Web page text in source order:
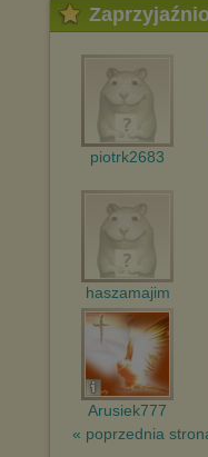
piotrk2683
haszamajim
Arusiek777
« poprzednia